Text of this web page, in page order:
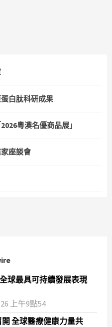
白肽科研成果
粵澳名優商品展」
座談會
球最具可持續發展表現
上午9點54
全球醫療健康力量共